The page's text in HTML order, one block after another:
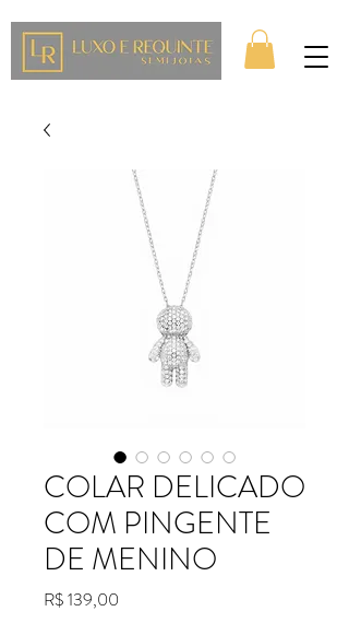
COLAR DELICADO
COM PINGENTE
DE MENINO
R$ 139,00